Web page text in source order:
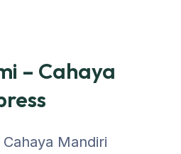
– Cahaya
Mandiri